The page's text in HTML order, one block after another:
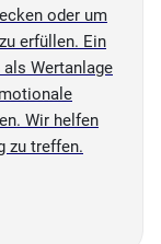
oder um
erfüllen. Ein
Wertanlage
Wir helfen
zu treffen.